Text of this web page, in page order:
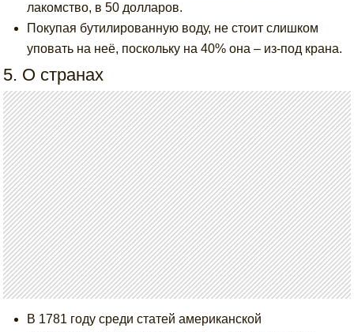
лакомство, в 50 долларов.
Покупая бутилированную воду, не стоит слишком
уповать на неё, поскольку на 40% она – из-под крана.
5. О странах
В 1781 году среди статей американской